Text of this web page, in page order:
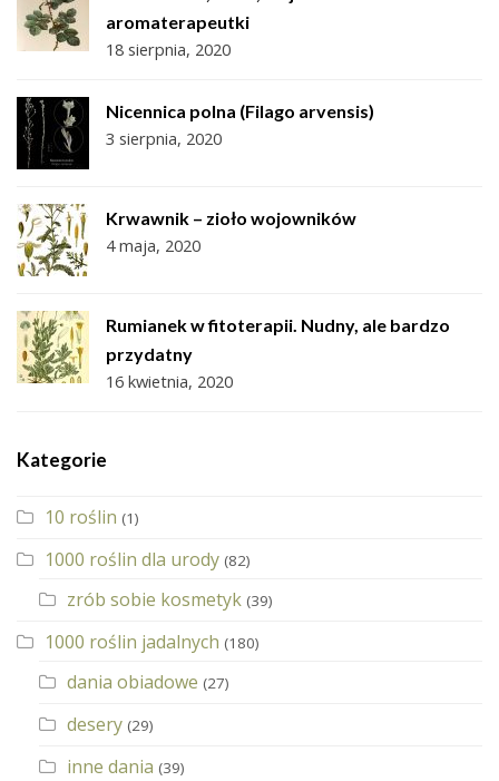
aromaterapeutki
18 sierpnia, 2020
Nicennica polna (Filago arvensis)
3 sierpnia, 2020
Krwawnik – zioło wojowników
4 maja, 2020
Rumianek w fitoterapii. Nudny, ale bardzo
przydatny
16 kwietnia, 2020
Kategorie
10 roślin (1)
1000 roślin dla urody (82)
zrób sobie kosmetyk (39)
1000 roślin jadalnych (180)
dania obiadowe (27)
desery (29)
inne dania (39)